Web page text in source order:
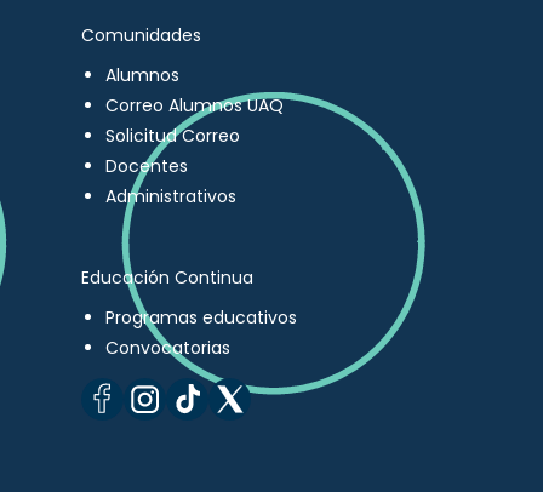
Comunidades
Alumnos
Correo Alumnos UAQ
Solicitud Correo
Docentes
Administrativos
Educación Continua
Programas educativos
Convocatorias